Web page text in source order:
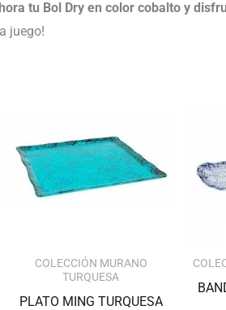
tu Bol Dry en color cobalto y
juego!
COLECCIÓN MURANO
TURQUESA
PLATO MING TURQUESA
hasta
102.24€